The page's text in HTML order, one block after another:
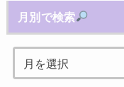
月別で検索